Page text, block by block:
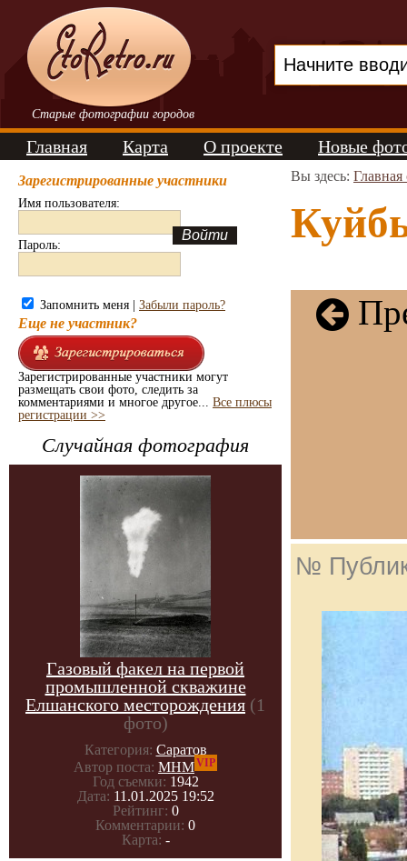
Старые фотографии городов
Главная Карта О проекте Новые
Зарегистрированные участники
Имя пользователя:
Пароль:
Запомнить меня | Забыли пароль?
Еще не участник?
Зарегистрированные участники могут
размещать свои фото, следить за
комментариями и многое другое... Все плюсы
регистрации >>
Случайная фотография
Газовый факел на первой
промышленной скважине
Елшанского месторождения (1
фото)
Категория: Саратов
Автор поста: МНМVIP
Год съемки: 1942
Дата: 11.01.2025 19:52
Рейтинг: 0
Комментарии: 0
Карта: -
Вы здесь: Главная
№